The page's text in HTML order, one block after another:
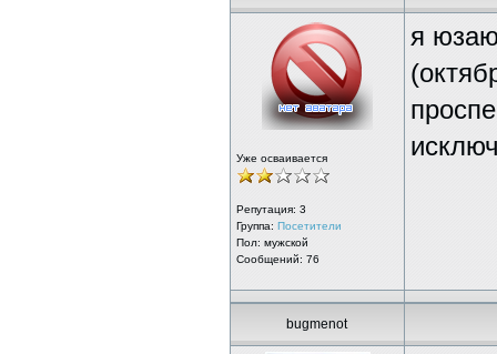
Уже осваивается
Репутация: 3
Группа: Посетители
Пол: мужской
Сообщений: 76
я
bugmenot